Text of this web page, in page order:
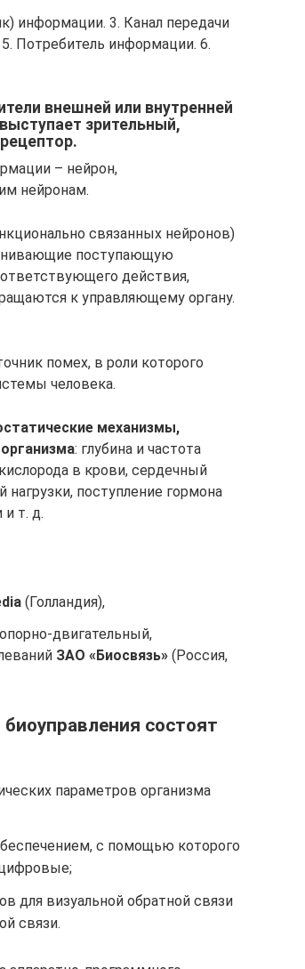
информации. 3. Канал передачи
Потребитель информации. 6.
внешней или внутренней
зрительный,
– нейрон,
нейронам.
связанных нейронов)
поступающую
действия,
к управляющему органу.
помех, в роли которого
человека.
механизмы,
: глубина и частота
в крови, сердечный
поступление гормона
т. д.
(Голландия),
двигательный,
ЗАО «Биосвязь» (Россия,
состоят
параметров организма
с помощью которого
для визуальной обратной связи
связи.